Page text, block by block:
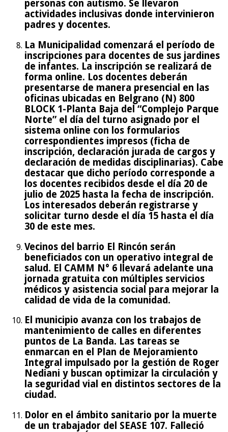
personas con autismo. Se llevaron
actividades inclusivas donde intervinieron
padres y docentes.
La Municipalidad comenzará el período de
inscripciones para docentes de sus jardines
de infantes. La inscripción se realizará de
forma online. Los docentes deberán
presentarse de manera presencial en las
oficinas ubicadas en Belgrano (N) 800
BLOCK 1-Planta Baja del “Complejo Parque
Norte” el día del turno asignado por el
sistema online con los formularios
correspondientes impresos (ficha de
inscripción, declaración jurada de cargos y
declaración de medidas disciplinarias). Cabe
destacar que dicho período corresponde a
los docentes recibidos desde el día 20 de
julio de 2025 hasta la fecha de inscripción.
Los interesados deberán registrarse y
solicitar turno desde el día 15 hasta el día
30 de este mes.
Vecinos del barrio El Rincón serán
beneficiados con un operativo integral de
salud. El CAMM N° 6 llevará adelante una
jornada gratuita con múltiples servicios
médicos y asistencia social para mejorar la
calidad de vida de la comunidad.
El municipio avanza con los trabajos de
mantenimiento de calles en diferentes
puntos de La Banda. Las tareas se
enmarcan en el Plan de Mejoramiento
Integral impulsado por la gestión de Roger
Nediani y buscan optimizar la circulación y
la seguridad vial en distintos sectores de la
ciudad.
Dolor en el ámbito sanitario por la muerte
de un trabajador del SEASE 107. Falleció